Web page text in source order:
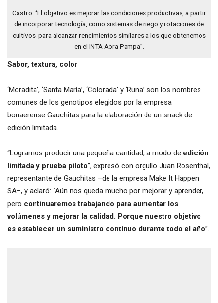
Castro: “El objetivo es mejorar las condiciones productivas, a partir
de incorporar tecnología, como sistemas de riego y rotaciones de
cultivos, para alcanzar rendimientos similares a los que obtenemos
en el INTA Abra Pampa”.
Sabor, textura, color
‘Moradita’, ‘Santa María’, ‘Colorada’ y ‘Runa’ son los nombres
comunes de los genotipos elegidos por la empresa
bonaerense Gauchitas para la elaboración de un snack de
edición limitada.
“Logramos producir una pequeña cantidad, a modo de edición
limitada y prueba piloto”, expresó con orgullo Juan Rosenthal,
representante de Gauchitas –de la empresa Make It Happen
SA–, y aclaró: “Aún nos queda mucho por mejorar y aprender,
pero continuaremos trabajando para aumentar los
volúmenes y mejorar la calidad. Porque nuestro objetivo
es establecer un suministro continuo durante todo el año”.